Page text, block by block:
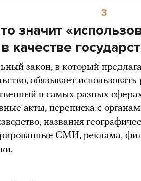
3
значит
в качестве
закон, в который
обязывает использовать
в самых разных
акты, переписка с
названия
СМИ, реклама,